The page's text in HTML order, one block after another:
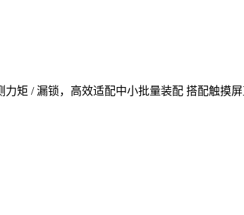
矩 / 漏锁，高效适配中小批量装配 搭配触摸